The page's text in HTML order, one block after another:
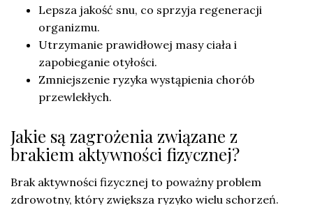
Lepsza jakość snu, co sprzyja regeneracji
organizmu.
Utrzymanie prawidłowej masy ciała i
zapobieganie otyłości.
Zmniejszenie ryzyka wystąpienia chorób
przewlekłych.
Jakie są zagrożenia związane z
brakiem aktywności fizycznej?
Brak aktywności fizycznej to poważny problem
zdrowotny, który zwiększa ryzyko wielu schorzeń.